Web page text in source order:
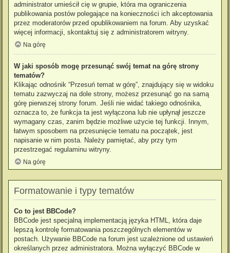
administrator umieścił cię w grupie, która ma ograniczenia
publikowania postów polegające na konieczności ich akceptowania
przez moderatorów przed opublikowaniem na forum. Aby uzyskać
więcej informacji, skontaktuj się z administratorem witryny.
Na górę
W jaki sposób mogę przesunąć swój temat na górę strony
tematów?
Klikając odnośnik “Przesuń temat w górę”, znajdujący się w widoku
tematu zazwyczaj na dole strony, możesz przesunąć go na samą
górę pierwszej strony forum. Jeśli nie widać takiego odnośnika,
oznacza to, że funkcja ta jest wyłączona lub nie upłynął jeszcze
wymagany czas, zanim będzie możliwe użycie tej funkcji. Innym,
łatwym sposobem na przesunięcie tematu na początek, jest
napisanie w nim posta. Należy pamiętać, aby przy tym
przestrzegać regulaminu witryny.
Na górę
Formatowanie i typy tematów
Co to jest BBCode?
BBCode jest specjalną implementacją języka HTML, która daje
lepszą kontrolę formatowania poszczególnych elementów w
postach. Używanie BBCode na forum jest uzależnione od ustawień
określanych przez administratora. Można wyłączyć BBCode w